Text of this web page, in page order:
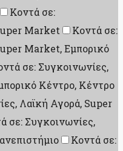
Κοντά σε:
Market
Κοντά σε:
Market, Εμπορικό
σε: Συγκοινωνίες,
Κέντρο, Κέντρο
Λαϊκή Αγορά, Super
σε: Συγκοινωνίες,
Κοντά σε: